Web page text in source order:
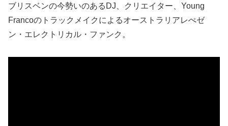
ブリスベンの今勢いのあるDJ、クリエイター、Young
Francoのトラックメイクによるオーストラリアレぺゼ
ン・エレクトリカル・ファンク。